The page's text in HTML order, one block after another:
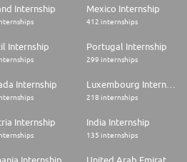
de commerce
Internship Mexico Internship
412 internships
Internship Portugal Internship
299 internships
Internship Luxembourg Internship
218 internships
Internship India Internship
135 internships